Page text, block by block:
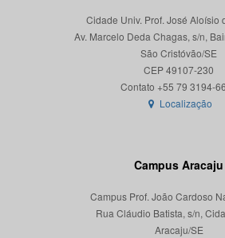
Cidade Univ. Prof. José Aloísio
Av. Marcelo Deda Chagas, s/n,
São Cristóvão/SE
CEP 49107-230
Localização
Campus Aracaju
Campus Prof. João Cardoso
Rua Cláudio Batista, s/n,
Aracaju/SE